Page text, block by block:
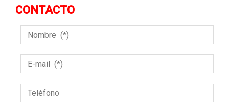
CONTACTO